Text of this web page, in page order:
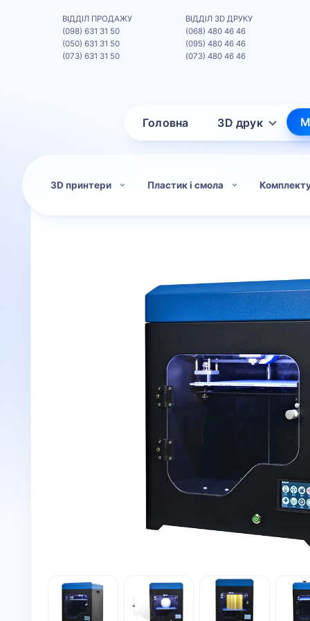
Головна 3D друк
ВІДДІЛ ПРОДАЖУ
(098) 631 31 50
(050) 631 31 50
(073) 631 31 50
ВІДДІЛ 3D ДРУКУ
(068) 480 46 46
(095) 480 46 46
(073) 480 46 46
3D принтери Пластик і смола